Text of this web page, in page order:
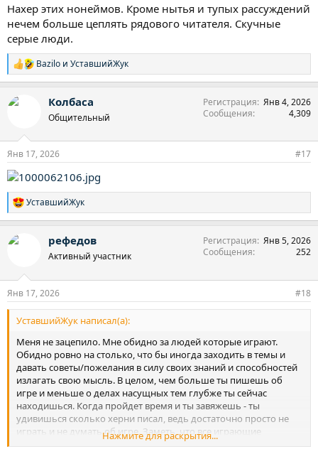
тома, сродни толкиену про приключения хоббитов.
Совпадение? Это риторический вопрос. Удачи тебе в любом
случае
Нахер этих нонеймов. Кроме нытья и тупых рассуждений
нечем больше цеплять рядового читателя. Скучные
серые люди.
Р
е
к
Bazilo и УставшийЖук
Колбаса
Общительный
Регистрация Янв 4, 2026
Сообщения
4,309
Янв 17, 2026 #17
Р
е
к
УставшийЖук
рефедов
Активный участник
Регистрация Янв 5, 2026
Сообщения
252
Янв 17, 2026 #18
УставшийЖук написал(а):
Меня не зацепило. Мне обидно за людей которые играют.
Обидно ровно на столько, что бы иногда заходить в темы и
давать советы/пожелания в силу своих знаний и способностей
излагать свою мысль. В целом, чем больше ты пишешь об
игре и меньше о делах насущных тем глубже ты сейчас
находишься. Когда пройдет время и ты завяжешь - ты
удивишься сколько херни писал, ведь достаточно просто не
играть и не думать об игре. Заметь, что все играющие
форумчане пишут о игре и о том как хотя выйти и нее целые
Нажмите для раскрытия...